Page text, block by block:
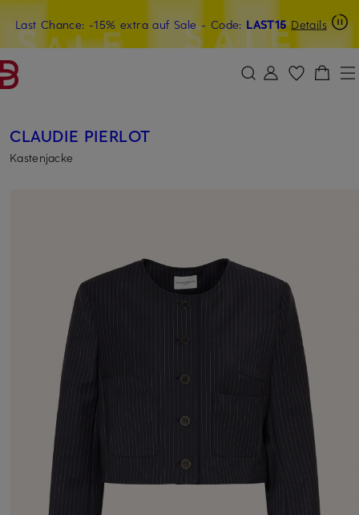
ZUM HAUPTINHALT ÜBERSPRINGEN ZUM SUCHFELD ÜBERSPRINGEN
Last Chance: -15% extra auf Sale- Code: LAST15 Details
20€-Willkommensgutschein mit Beyond sichern
CLAUDIE PIERLOT
Kastenjacke